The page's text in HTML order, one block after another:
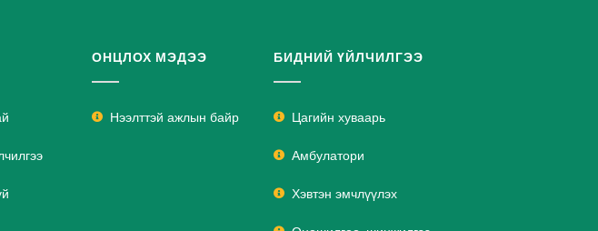
ОНЦЛОХ МЭДЭЭ
Нээлттэй ажлын байр
БИДНИЙ ҮЙЛЧИЛГЭЭ
Цагийн хуваарь
Амбулатори
Хэвтэн эмчлүүлэх